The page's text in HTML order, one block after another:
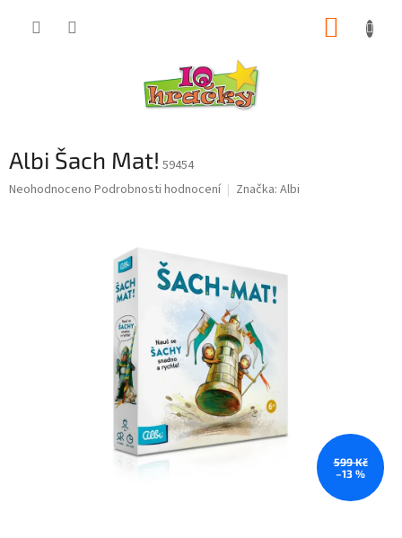
Albi Šach Mat! 59454
Průměrné
Neohodnoceno Podrobnosti hodnocení Značka: Albi
599 Kč
–13 %